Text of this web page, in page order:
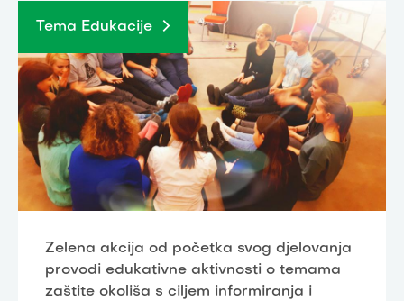
Tema Edukacije
Zelena akcija od početka svog djelovanja
provodi edukativne aktivnosti o temama
zaštite okoliša s ciljem informiranja i